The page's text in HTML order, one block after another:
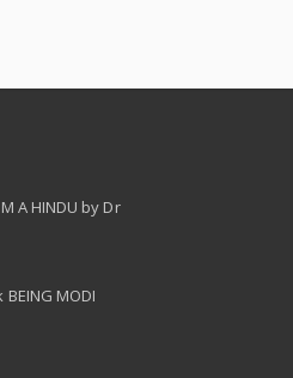
A HINDU by Dr
MODI